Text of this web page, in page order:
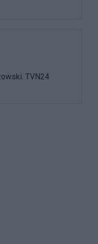
TVN24